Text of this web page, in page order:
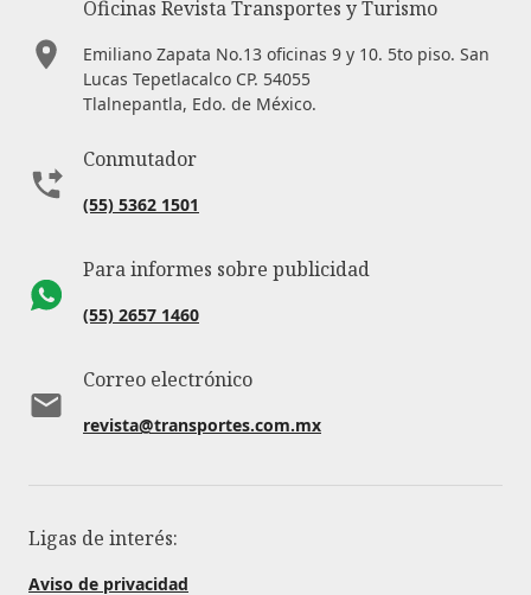
Oficinas Revista Transportes y Turismo
Emiliano Zapata No.13 oficinas 9 y 10. 5to piso. San
Lucas Tepetlacalco CP. 54055
Tlalnepantla, Edo. de México.
Conmutador
(55) 5362 1501
Para informes sobre publicidad
(55) 2657 1460
Correo electrónico
revista@transportes.com.mx
Ligas de interés:
Aviso de privacidad